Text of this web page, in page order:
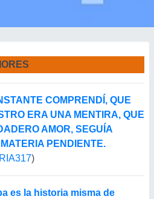
COMPRENDÍ, QUE
ERA UNA MENTIRA, QUE
AMOR, SEGUÍA
PENDIENTE.
)
es la historia misma de